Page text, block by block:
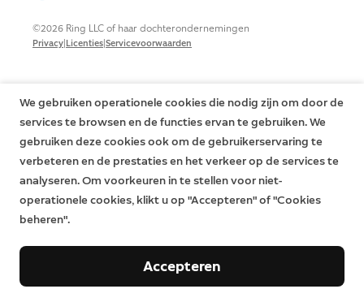
©2026 Ring LLC of haar dochterondernemingen
Privacy|Licenties|Servicevoorwaarden
We gebruiken operationele cookies die nodig zijn om door de
services te browsen en de functies ervan te gebruiken. We
gebruiken deze cookies ook om de gebruikerservaring te
verbeteren en de prestaties en het verkeer op de services te
analyseren. Om voorkeuren in te stellen voor niet-
operationele cookies, klikt u op "Accepteren" of "Cookies
beheren".
Accepteren